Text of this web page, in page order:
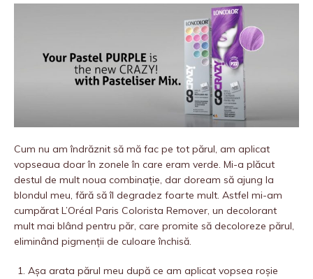
Cum nu am îndrăznit să mă fac pe tot părul, am aplicat
vopseaua doar în zonele în care eram verde. Mi-a plăcut
destul de mult noua combinație, dar doream să ajung la
blondul meu, fără să îl degradez foarte mult. Astfel mi-am
cumpărat L’Oréal Paris Colorista Remover, un decolorant
mult mai blând pentru păr, care promite să decoloreze părul,
eliminând pigmenții de culoare închisă.
Așa arata părul meu după ce am aplicat vopsea roșie